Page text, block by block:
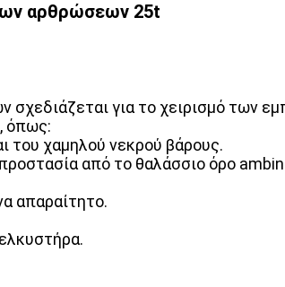
αρθρώσεων 25t
για το χειρισμό των
όπως:
του χαμηλού νεκρού βάρους.
από το θαλάσσιο όρο
απαραίτητο.